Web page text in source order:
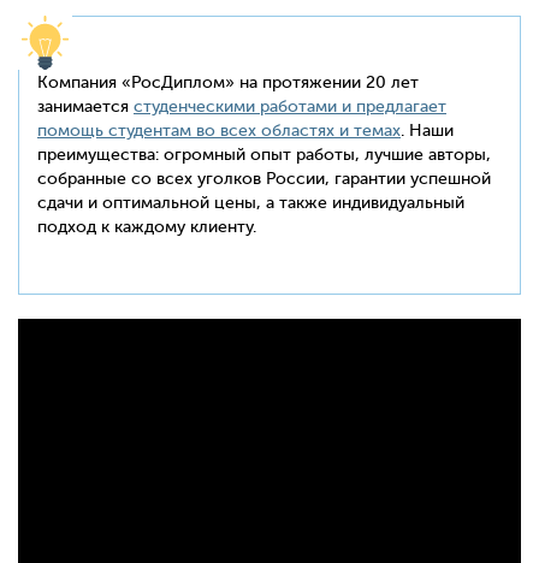
Компания «РосДиплом» на протяжении 20 лет
занимается студенческими работами и предлагает
помощь студентам во всех областях и темах . Наши
преимущества: огромный опыт работы, лучшие авторы,
собранные со всех уголков России, гарантии успешной
сдачи и оптимальной цены, а также индивидуальный
подход к каждому клиенту.